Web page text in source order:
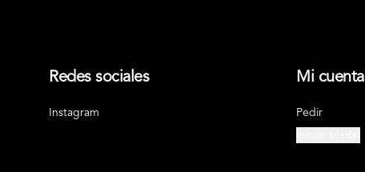
Redes sociales
Instagram
Mi cuenta
Pedir